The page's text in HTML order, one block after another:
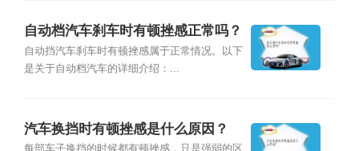
自动档汽车刹车时有顿挫感正常吗？
自动挡汽车刹车时有顿挫感属于正常情况。以下
是关于自动档汽车的详细介绍：...
汽车换挡时有顿挫感是什么原因？